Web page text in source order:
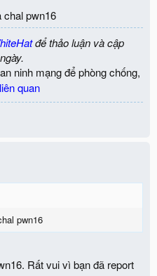
chal pwn16
để thảo luận và cập
ninh mạng để phòng chống,
quan
pwn16
Rất vui vì bạn đã report